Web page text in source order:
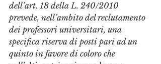
dell’art. 18 della L. 240/2010
prevede, nell’ambito del reclutamento
dei professori universitari, una
specifica riserva di posti pari ad un
quinto in favore di coloro che